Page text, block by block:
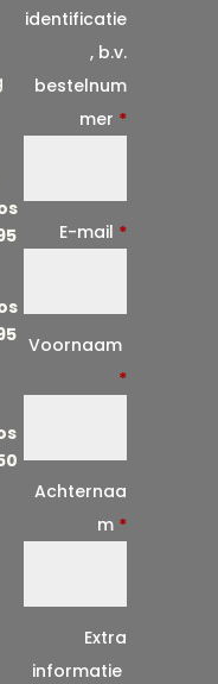
identificatie
, b.v.
bestelnum
mer *
E-mail *
Voornaam
*
Achternaa
m *
Extra
informatie